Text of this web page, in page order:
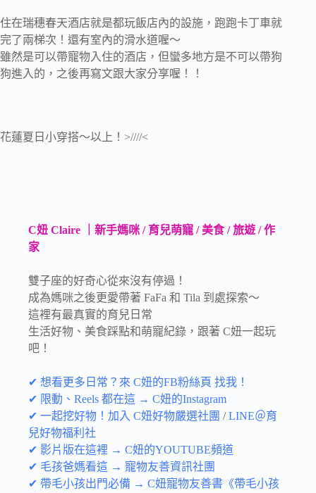
住在瑞穗春天酒店就是都玩飯店內的設施，跑跑卡丁車就
完了兩梯次！還有室內的滑水道喔～
雖然是可以帶寵物入住的酒店，但蠻多地方是不可以帶狗
狗進入的，之後再寫文跟大家分享喔！！
花蓮夏日小穿搭～以上！>////<
C妞 Claire ｜新手媽咪 / 育兒萌寵 / 美食 / 旅遊 / 作
家
雙子座的好奇心從來沒有停過！
成為媽咪之後更愛帶著 FaFa 和 Tila 到處探索～
這裡有最真實的育兒日常
生活好物、美食踩點和萌寵紀錄，跟著 C妞一起玩
吧！
✔ 想看更多日常？來 C妞的FB粉絲頁 找我！
✔ 限動、Reels 都在這 → C妞的Instagram
✔ 一起挖好物！加入 C妞好物嚴選社團 /LINE＠育
兒好物福利社
✔ 影片版在這裡 → C妞的YOUTUBE頻道
✔ 毛孩爸媽看這 → 寵物友善資訊社團
✔ 帶毛小孩出門必備 → C妞寵物友善書《帶毛小孩